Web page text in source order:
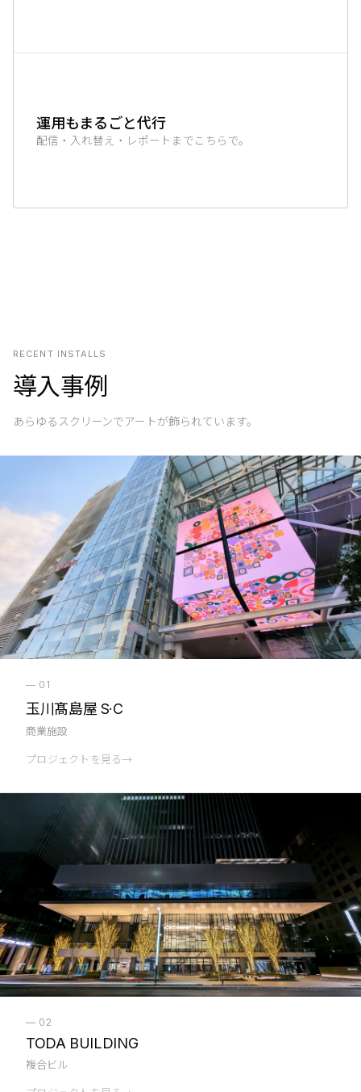
運用もまるごと代行
配信・入れ替え・レポートまでこちらで。
RECENT INSTALLS
導入事例
あらゆるスクリーンでアートが飾られています。
— 01
玉川髙島屋 S·C
商業施設
プロジェクトを見る→
— 02
TODA BUILDING
複合ビル